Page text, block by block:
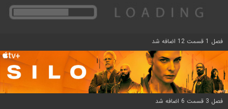
فصل 1 قسمت 12 اضافه شد
فصل 3 قسمت 6 اضافه شد